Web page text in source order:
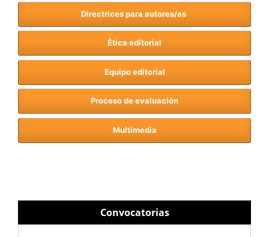
Directrices para autores/as
Ética editorial
Equipo editorial
Proceso de evaluación
Multimedia
Convocatorias